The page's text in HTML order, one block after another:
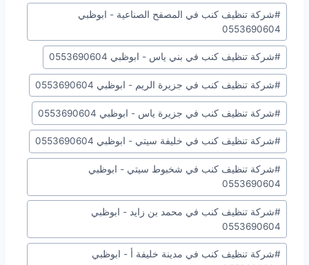
#شركة تنظيف كنب في المصفح الصناعية - ابوظبي
0553690604
#شركة تنظيف كنب في بني ياس - ابوظبي 0553690604
#شركة تنظيف كنب في جزيرة الريم - ابوظبي 0553690604
#شركة تنظيف كنب في جزيرة ياس - ابوظبي 0553690604
#شركة تنظيف كنب في خليفة سيتي - ابوظبي 0553690604
#شركة تنظيف كنب في شخبوط سيتي - ابوظبي
0553690604
#شركة تنظيف كنب في محمد بن زايد - ابوظبي
0553690604
#شركة تنظيف كنب في مدينة خليفة أ - ابوظبي